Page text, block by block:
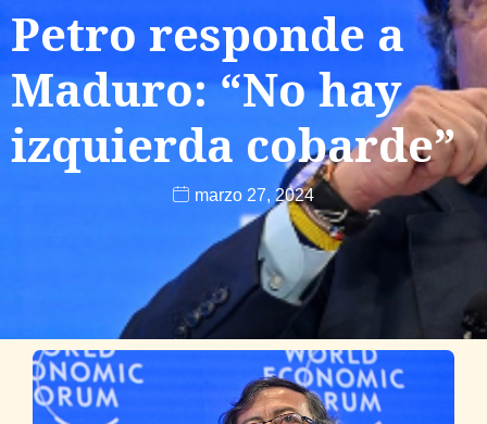
Petro responde a
Maduro: “No hay
izquierda cobarde”
marzo 27, 2024